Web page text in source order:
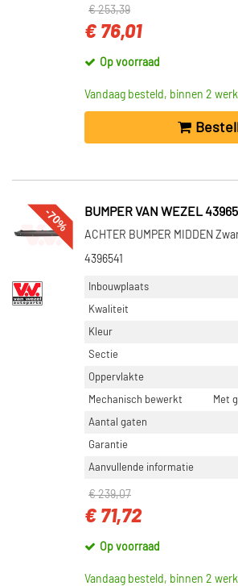
€ 253,39
€ 76,01
Op voorraad
Vandaag besteld, binnen 2
-70% BUMPER VAN WEZEL
ACHTER BUMPER MIDDEN
4396541
Inbouwplaats
Kwaliteit
Kleur
Sectie
Oppervlakte
Mechanisch bewerkt
Met
Aantal gaten
Garantie
Aanvullende informatie
€ 239,07
€ 71,72
Op voorraad
Vandaag besteld, binnen 2